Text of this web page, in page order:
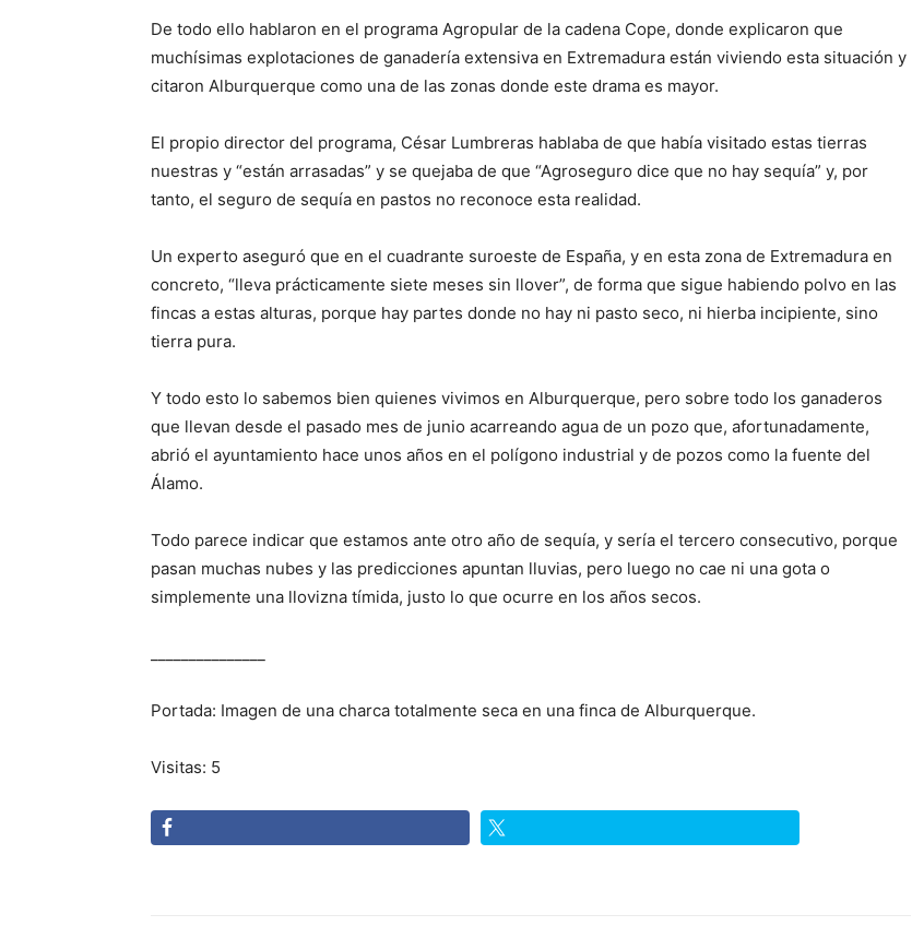
De todo ello hablaron en el programa Agropular de la cadena Cope, donde explicaron que
muchísimas explotaciones de ganadería extensiva en Extremadura están viviendo esta situación y
citaron Alburquerque como una de las zonas donde este drama es mayor.
El propio director del programa, César Lumbreras hablaba de que había visitado estas tierras
nuestras y “están arrasadas” y se quejaba de que “Agroseguro dice que no hay sequía” y, por
tanto, el seguro de sequía en pastos no reconoce esta realidad.
Un experto aseguró que en el cuadrante suroeste de España, y en esta zona de Extremadura en
concreto, “lleva prácticamente siete meses sin llover”, de forma que sigue habiendo polvo en las
fincas a estas alturas, porque hay partes donde no hay ni pasto seco, ni hierba incipiente, sino
tierra pura.
Y todo esto lo sabemos bien quienes vivimos en Alburquerque, pero sobre todo los ganaderos
que llevan desde el pasado mes de junio acarreando agua de un pozo que, afortunadamente,
abrió el ayuntamiento hace unos años en el polígono industrial y de pozos como la fuente del
Álamo.
Todo parece indicar que estamos ante otro año de sequía, y sería el tercero consecutivo, porque
pasan muchas nubes y las predicciones apuntan lluvias, pero luego no cae ni una gota o
simplemente una llovizna tímida, justo lo que ocurre en los años secos.
Portada: Imagen de una charca totalmente seca en una finca de Alburquerque.
Visitas: 5